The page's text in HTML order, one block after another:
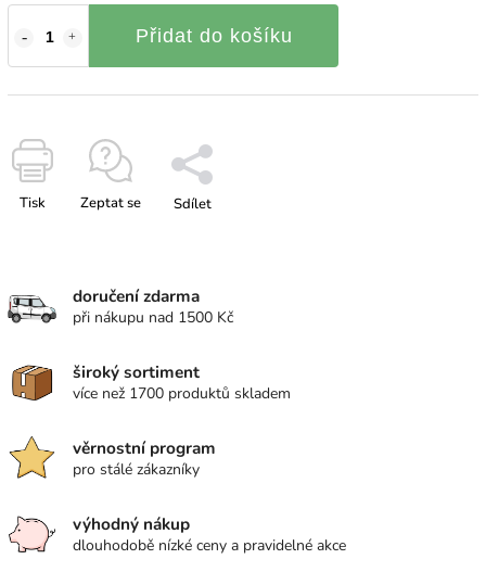
Přidat do košíku
Tisk Zeptat se Sdílet
doručení zdarma
při nákupu nad 1500 Kč
široký sortiment
více než 1700 produktů skladem
věrnostní program
pro stálé zákazníky
výhodný nákup
dlouhodobě nízké ceny a pravidelné akce